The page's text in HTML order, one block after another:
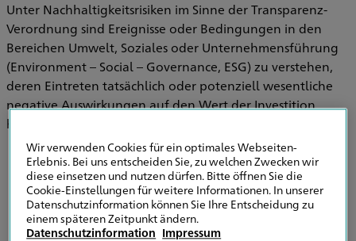
Unter Nachhaltigkeitsrisiken im Sinne der Transparenz-
Verordnung sind Ereignisse oder Bedingungen in den
Bereichen Umwelt, Soziales oder Unternehmensführung
(Environment – Social – Governance, ESG) zu verstehen,
deren Eintreten tatsächlich oder potenziell wesentliche
negative Auswirkungen auf den Wert der Investition
haben können.
Informationen zu Strategien zur
Einbeziehung von Nachhaltigkeitsrisiken in
der Versicherungsberatung
Wir verwenden Cookies für ein optimales Webseiten-
Erlebnis. Bei uns entscheiden Sie, zu welchen Zwecken wir
diese einsetzen und nutzen dürfen. Bitte öffnen Sie die
Cookie-Einstellungen für weitere Informationen. In unserer
Datenschutzinformation können Sie Ihre Entscheidung zu
einem späteren Zeitpunkt ändern.
Datenschutzinformation Impressum